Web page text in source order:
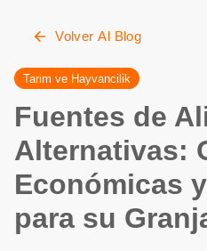
Volver Al Blog
Tarim ve Hayvancilik
Fuentes de
Alternativas:
Económicas
para su